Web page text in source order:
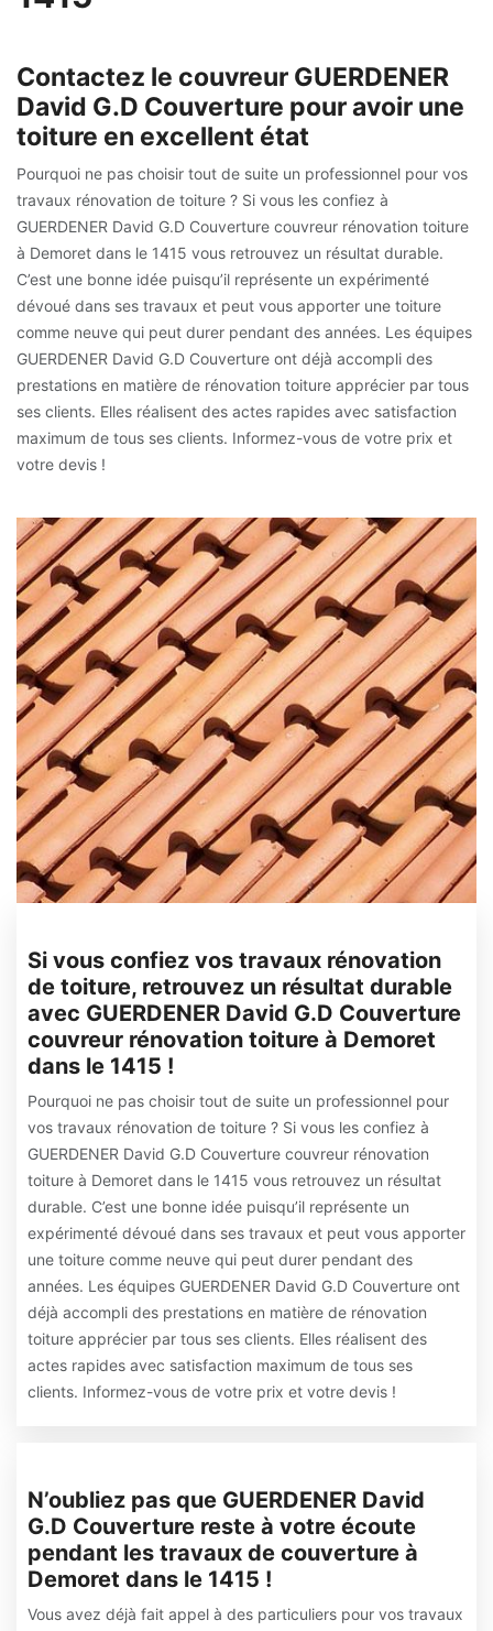
Contactez le couvreur GUERDENER
David G.D Couverture pour avoir une
toiture en excellent état
Pourquoi ne pas choisir tout de suite un professionnel pour vos
travaux rénovation de toiture ? Si vous les confiez à
GUERDENER David G.D Couverture couvreur rénovation toiture
à Demoret dans le 1415 vous retrouvez un résultat durable.
C’est une bonne idée puisqu’il représente un expérimenté
dévoué dans ses travaux et peut vous apporter une toiture
comme neuve qui peut durer pendant des années. Les équipes
GUERDENER David G.D Couverture ont déjà accompli des
prestations en matière de rénovation toiture apprécier par tous
ses clients. Elles réalisent des actes rapides avec satisfaction
maximum de tous ses clients. Informez-vous de votre prix et
votre devis !
Si vous confiez vos travaux rénovation
de toiture, retrouvez un résultat durable
avec GUERDENER David G.D Couverture
couvreur rénovation toiture à Demoret
dans le 1415 !
Pourquoi ne pas choisir tout de suite un professionnel pour
vos travaux rénovation de toiture ? Si vous les confiez à
GUERDENER David G.D Couverture couvreur rénovation
toiture à Demoret dans le 1415 vous retrouvez un résultat
durable. C’est une bonne idée puisqu’il représente un
expérimenté dévoué dans ses travaux et peut vous apporter
une toiture comme neuve qui peut durer pendant des
années. Les équipes GUERDENER David G.D Couverture ont
déjà accompli des prestations en matière de rénovation
toiture apprécier par tous ses clients. Elles réalisent des
actes rapides avec satisfaction maximum de tous ses
clients. Informez-vous de votre prix et votre devis !
N’oubliez pas que GUERDENER David
G.D Couverture reste à votre écoute
pendant les travaux de couverture à
Demoret dans le 1415 !
Vous avez déjà fait appel à des particuliers pour vos travaux